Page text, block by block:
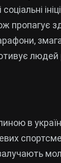
пропагує
людей
в